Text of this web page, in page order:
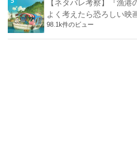
【ネタバレ考察】『漁港
よく考えたら恐ろしい映
98.1k件のビュー